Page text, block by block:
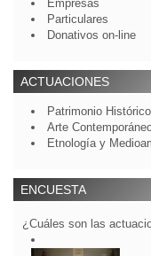
Empresas
Particulares
Donativos on-line
ACTUACIONES
Patrimonio Histórico
Arte
Etnología y
ENCUESTA
¿Cuáles son las